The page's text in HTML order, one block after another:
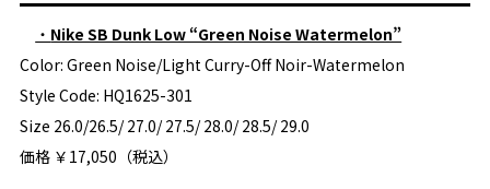
・ Nike SB Dunk Low “Green Noise Watermelon”
Color: Green Noise/Light Curry-Off Noir-Watermelon
Style Code: HQ1625-301
Size 26.0/26.5/ 27.0/ 27.5/ 28.0/ 28.5/ 29.0
価格 ￥17,050（税込）